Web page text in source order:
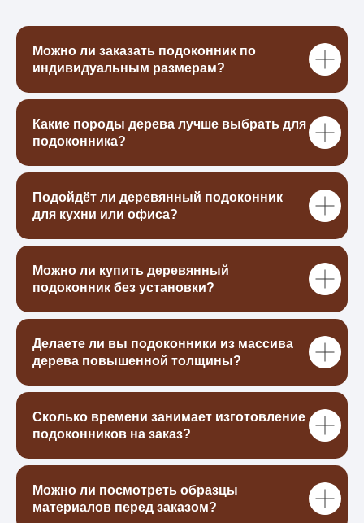
Можно ли заказать подоконник по
индивидуальным размерам?
Какие породы дерева лучше выбрать для
подоконника?
Подойдёт ли деревянный подоконник
для кухни или офиса?
Можно ли купить деревянный
подоконник без установки?
Делаете ли вы подоконники из массива
дерева повышенной толщины?
Сколько времени занимает изготовление
подоконников на заказ?
Можно ли посмотреть образцы
материалов перед заказом?
проект?
расчёт стоимости, подберём материалы и
интерьер.
+7
Политике
обработки персональных данных